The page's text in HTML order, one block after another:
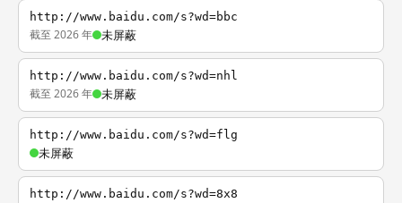
http://www.baidu.com/s?wd=bbc
截至 2026 年 未屏蔽
http://www.baidu.com/s?wd=nhl
截至 2026 年 未屏蔽
http://www.baidu.com/s?wd=flg
未屏蔽
http://www.baidu.com/s?wd=8x8